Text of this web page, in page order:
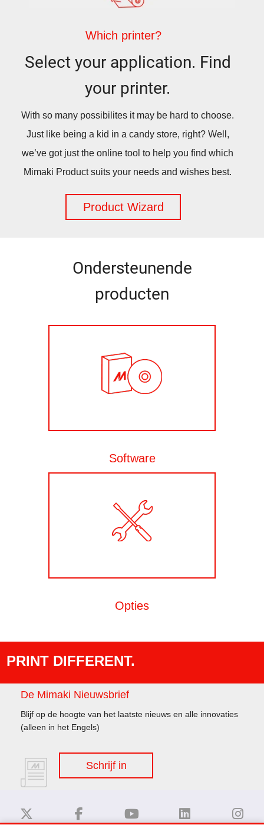
Which printer?
Select your application. Find
your printer.
With so many possibilites it may be hard to choose.
Just like being a kid in a candy store, right? Well,
we’ve got just the online tool to help you find which
Mimaki Product suits your needs and wishes best.
Product Wizard
Ondersteunende
producten
Software
Opties
PRINT DIFFERENT.
De Mimaki Nieuwsbrief
Blijf op de hoogte van het laatste nieuws en alle innovaties
(alleen in het Engels)
Schrijf in